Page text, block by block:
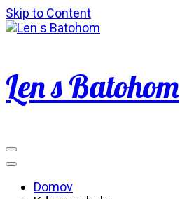
Skip to Content
Len s Batohom
Domov